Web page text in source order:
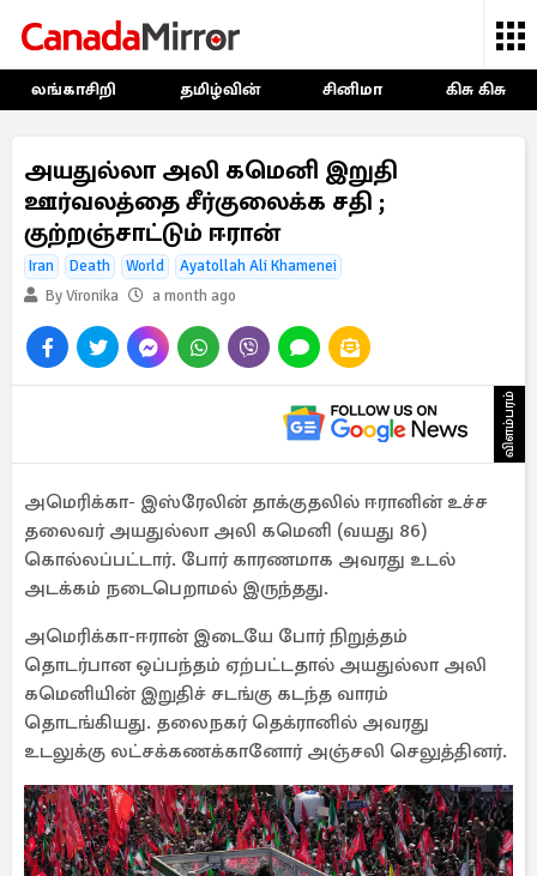
லங்காசிறி தமிழ்வின் சினிமா கிசு கிசு
அயதுல்லா அலி கமெனி இறுதி
ஊர்வலத்தை சீர்குலைக்க சதி ;
குற்றஞ்சாட்டும் ஈரான்
Iran Death World
Ayatollah Ali Khamenei
By Vironika
a month ago
விளம்பரம்
அமெரிக்கா- இஸ்ரேலின் தாக்குதலில் ஈரானின் உச்ச
தலைவர் அயதுல்லா அலி கமெனி (வயது 86)
கொல்லப்பட்டார். போர் காரணமாக அவரது உடல்
அடக்கம் நடைபெறாமல் இருந்தது.
அமெரிக்கா-ஈரான் இடையே போர் நிறுத்தம்
தொடர்பான ஒப்பந்தம் ஏற்பட்டதால் அயதுல்லா அலி
கமெனியின் இறுதிச் சடங்கு கடந்த வாரம்
தொடங்கியது. தலைநகர் தெக்ரானில் அவரது
உடலுக்கு லட்சக்கணக்கானோர் அஞ்சலி செலுத்தினர்.